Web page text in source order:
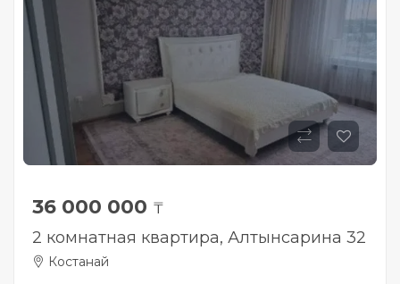
36 000 000 ₸
2 комнатная квартира, Алтынсарина 32
Костанай